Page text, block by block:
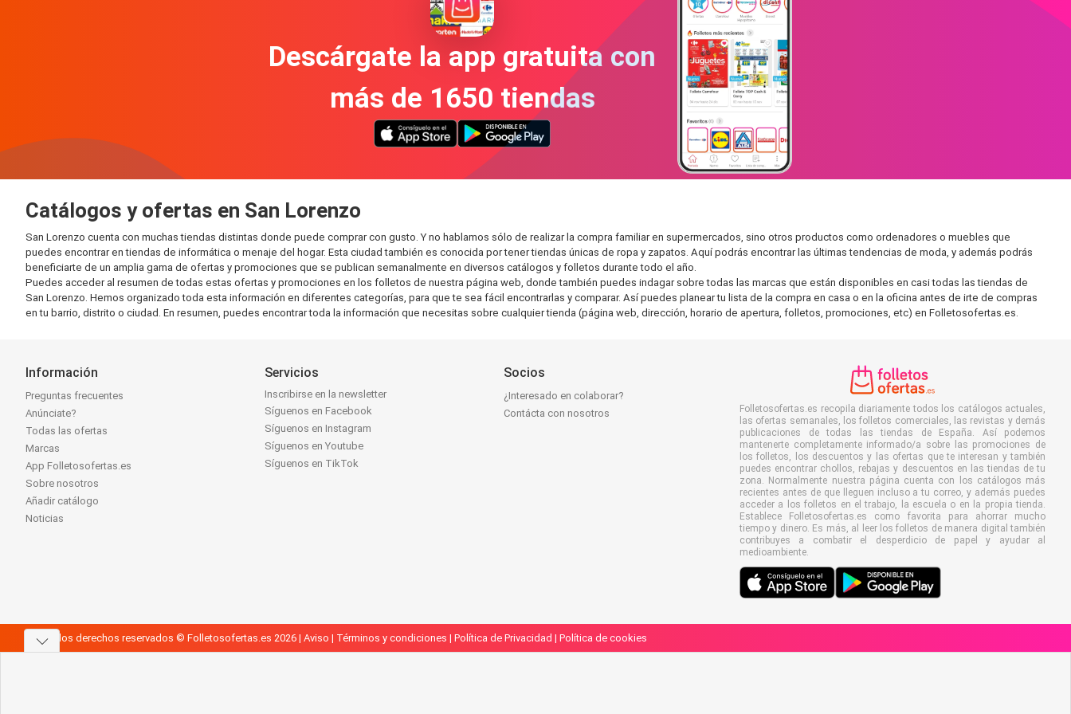
Descárgate la app gratuita con
más de 1650 tiendas
Catálogos y ofertas en San Lorenzo
San Lorenzo cuenta con muchas tiendas distintas donde puede comprar con gusto. Y no hablamos sólo de realizar la compra familiar en supermercados, sino otros productos como ordenadores o muebles que
puedes encontrar en tiendas de informática o menaje del hogar. Esta ciudad también es conocida por tener tiendas únicas de ropa y zapatos. Aquí podrás encontrar las últimas tendencias de moda, y además podrás
beneficiarte de un amplia gama de ofertas y promociones que se publican semanalmente en diversos catálogos y folletos durante todo el año.
Puedes acceder al resumen de todas estas ofertas y promociones en los folletos de nuestra página web, donde también puedes indagar sobre todas las marcas que están disponibles en casi todas las tiendas de
San Lorenzo. Hemos organizado toda esta información en diferentes categorías, para que te sea fácil encontrarlas y comparar. Así puedes planear tu lista de la compra en casa o en la oficina antes de irte de compras
en tu barrio, distrito o ciudad. En resumen, puedes encontrar toda la información que necesitas sobre cualquier tienda (página web, dirección, horario de apertura, folletos, promociones, etc) en Folletosofertas.es.
Información
Preguntas frecuentes
Anúnciate?
Todas las ofertas
Marcas
App Folletosofertas.es
Sobre nosotros
Añadir catálogo
Noticias
Servicios
Inscribirse en la newsletter
Síguenos en Facebook
Síguenos en Instagram
Síguenos en Youtube
Síguenos en TikTok
Socios
¿Interesado en colaborar?
Contácta con nosotros
Folletosofertas.es recopila diariamente todos los catálogos actuales,
las ofertas semanales, los folletos comerciales, las revistas y demás
publicaciones de todas las tiendas de España. Así podemos
mantenerte completamente informado/a sobre las promociones de
los folletos, los descuentos y las ofertas que te interesan y también
puedes encontrar chollos, rebajas y descuentos en las tiendas de tu
zona. Normalmente nuestra página cuenta con los catálogos más
recientes antes de que lleguen incluso a tu correo, y además puedes
acceder a los folletos en el trabajo, la escuela o en la propia tienda.
Establece Folletosofertas.es como favorita para ahorrar mucho
tiempo y dinero. Es más, al leer los folletos de manera digital también
contribuyes a combatir el desperdicio de papel y ayudar al
medioambiente.
Todos los derechos reservados © Folletosofertas.es 2026 | Aviso | Términos y condiciones | Política de Privacidad | Política de cookies